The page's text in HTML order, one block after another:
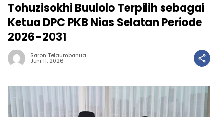
Tohuzisokhi Buulolo Terpilih sebagai
Ketua DPC PKB Nias Selatan Periode
2026–2031
Saron Telaumbanua
Juni 11, 2026